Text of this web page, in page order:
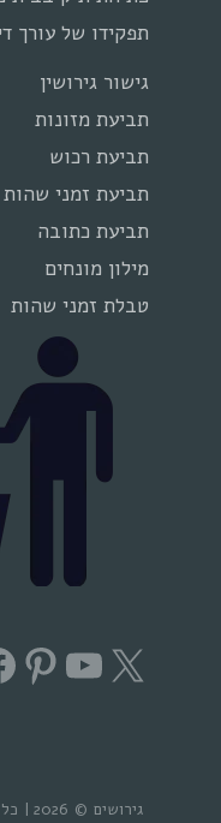
תפקידו של עורך
גישור גירושין
תביעת מזונות
תביעת רכוש
תביעת זמני שהות
תביעת כתובה
מילון מונחים
טבלת זמני שהות
X